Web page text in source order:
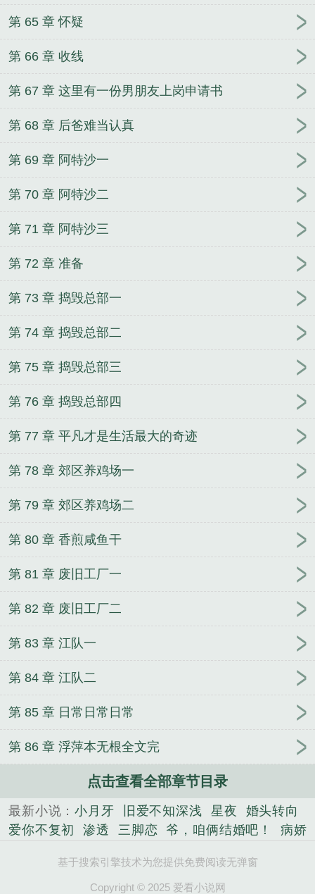
第 65 章 怀疑
第 66 章 收线
第 67 章 这里有一份男朋友上岗申请书
第 68 章 后爸难当认真
第 69 章 阿特沙一
第 70 章 阿特沙二
第 71 章 阿特沙三
第 72 章 准备
第 73 章 捣毁总部一
第 74 章 捣毁总部二
第 75 章 捣毁总部三
第 76 章 捣毁总部四
第 77 章 平凡才是生活最大的奇迹
第 78 章 郊区养鸡场一
第 79 章 郊区养鸡场二
第 80 章 香煎咸鱼干
第 81 章 废旧工厂一
第 82 章 废旧工厂二
第 83 章 江队一
第 84 章 江队二
第 85 章 日常日常日常
第 86 章 浮萍本无根全文完
点击查看全部章节目录
最新小说：小月牙 旧爱不知深浅 星夜
婚头转向
爱你不复初
渗透 三脚恋 爷，咱俩结婚吧！
病娇
欠你这瓣蒜 带着粮库回六零 皇叔
黑月何辞 独门秘恋 看见漫天红霞
基于搜索引擎技术为您提供免费阅读无弹窗
Copyright © 2025 爱看小说网